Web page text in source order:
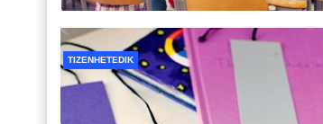
TIZENHETEDIK